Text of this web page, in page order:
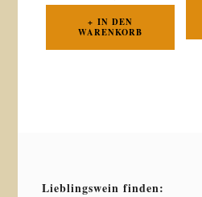
IN DEN
WARENKORB
Lieblingswein finden: